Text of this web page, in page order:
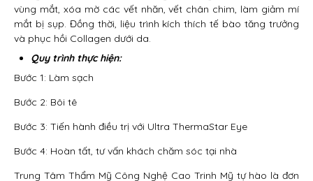
vùng mắt, xóa mờ các vết nhăn, vết chân chim, làm giảm mí
mắt bị sụp. Đồng thời, liệu trình kích thích tế bào tăng trưởng
và phục hồi Collagen dưới da.
Quy trình thực hiện:
Bước 1: Làm sạch
Bước 2: Bôi tê
Bước 3: Tiến hành điều trị với Ultra ThermaStar Eye
Bước 4: Hoàn tất, tư vấn khách chăm sóc tại nhà
Trung Tâm Thẩm Mỹ Công Nghệ Cao Trinh Mỹ tự hào là đơn